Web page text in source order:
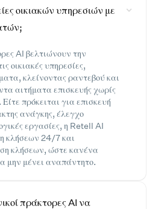
οικιακών υπηρεσιών με
AI βελτιώνουν την
οικιακές υπηρεσίες,
κλείνοντας ραντεβού και
αιτήματα επισκευής χωρίς
πρόκειται για επισκευή
ανάγκης, έλεγχο
εργασίες, η Retell AI
κλήσεων 24/7 και
κλήσεων, ώστε κανένα
μην μένει αναπάντητο.
πράκτορες AI να